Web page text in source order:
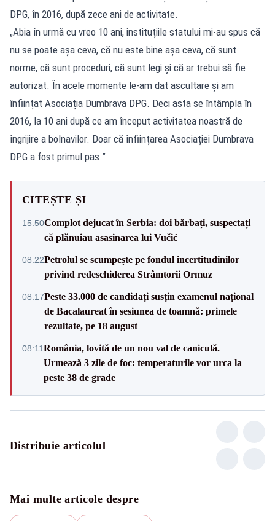
DPG, în 2016, după zece ani de activitate.
„Abia în urmă cu vreo 10 ani, instituțiile statului mi-au spus că
nu se poate așa ceva, că nu este bine așa ceva, că sunt
norme, că sunt proceduri, că sunt legi și că ar trebui să fie
autorizat. În acele momente le-am dat ascultare și am
înființat Asociația Dumbrava DPG. Deci asta se întâmpla în
2016, la 10 ani după ce am început activitatea noastră de
îngrijire a bolnavilor. Doar că înființarea Asociației Dumbrava
DPG a fost primul pas.”
CITEȘTE ȘI
15:50Complot dejucat în Serbia: doi bărbați, suspectați
că plănuiau asasinarea lui Vučić
08:22Petrolul se scumpește pe fondul incertitudinilor
privind redeschiderea Strâmtorii Ormuz
08:17Peste 33.000 de candidați susțin examenul național
de Bacalaureat în sesiunea de toamnă: primele
rezultate, pe 18 august
08:11România, lovită de un nou val de caniculă.
Urmează 3 zile de foc: temperaturile vor urca la
peste 38 de grade
Distribuie articolul
Mai multe articole despre